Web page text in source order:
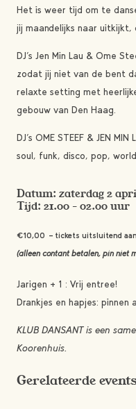
Het is weer tijd om te
jij maandelijks naar uitkijkt,
DJ’s Jen Min Lau & Ome
zodat jij niet van de bent
relaxte setting met
gebouw van Den Haag.
DJ’s OME STEEF & JEN
soul, funk, disco, pop,
Datum: zaterdag 2
Tijd: 21.00 – 02.00 uur
€10,00 – tickets uitsluitend
(alleen contant betalen, pin niet
Jarigen + 1 : Vrij entree!
Drankjes en hapjes: pinnen
KLUB DANSANT is een
Koorenhuis.
Gerelateerde